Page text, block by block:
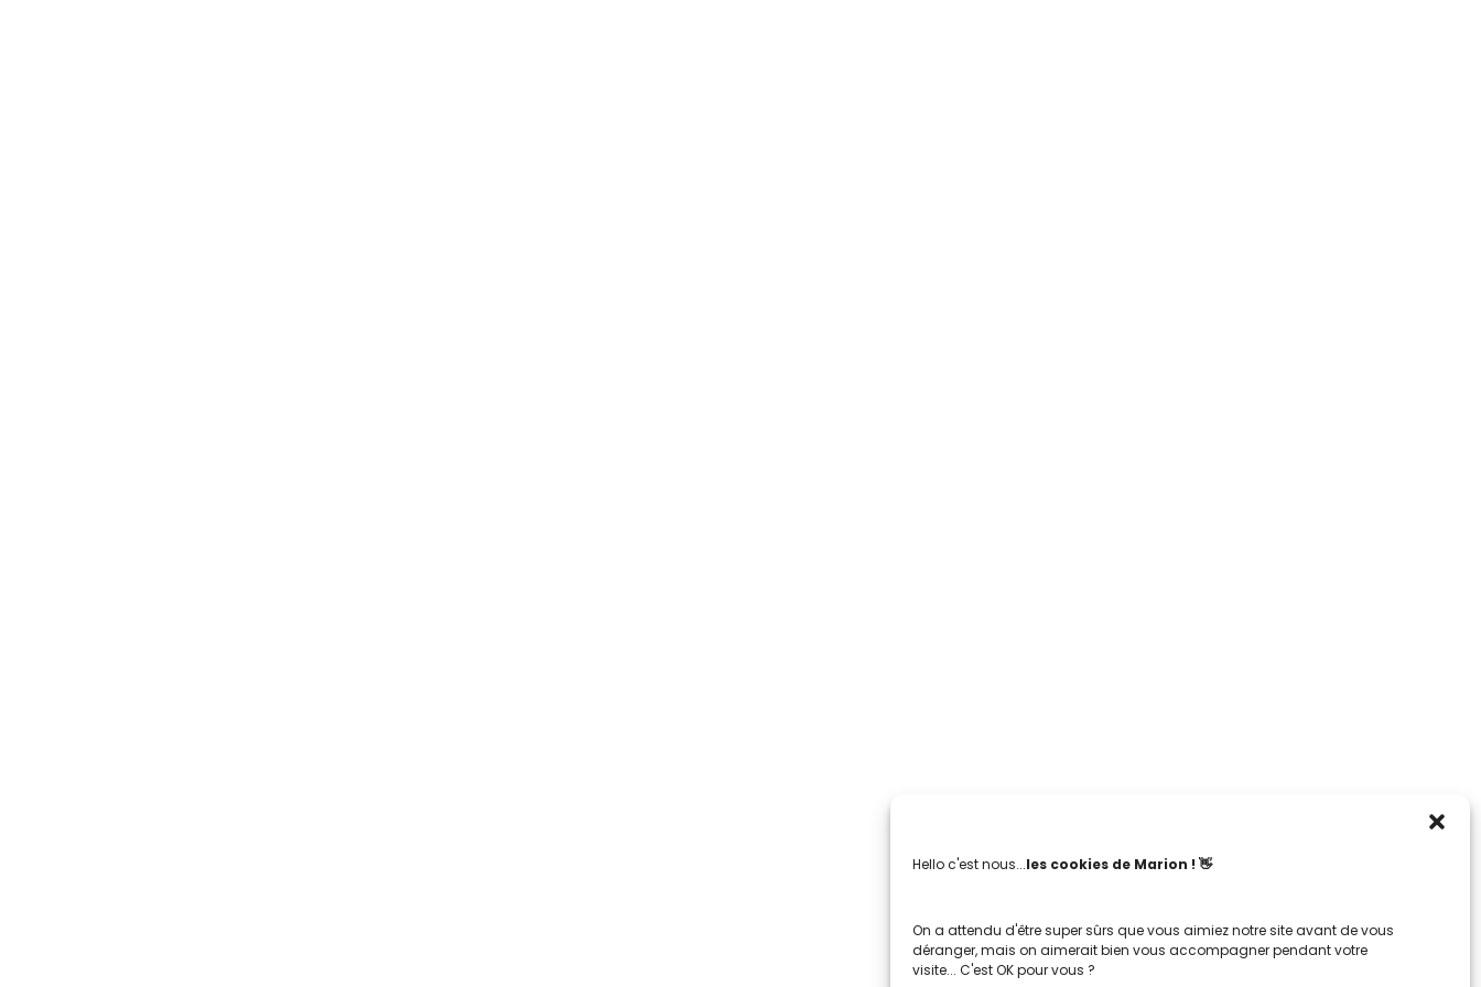
Hello c'est nous...les cookies de Marion ! 👋
On a attendu d'être super sûrs que vous aimiez notre site avant de vous
déranger, mais on aimerait bien vous accompagner pendant votre
visite... C'est OK pour vous ?